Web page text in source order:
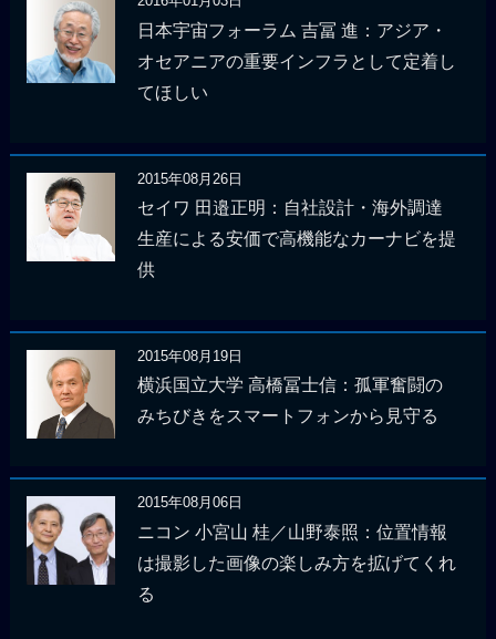
日本宇宙フォーラム 吉冨 進：アジア・
オセアニアの重要インフラとして定着し
てほしい
2015年08月26日
セイワ 田邉正明：自社設計・海外調達
生産による安価で高機能なカーナビを提
供
2015年08月19日
横浜国立大学 高橋冨士信：孤軍奮闘の
みちびきをスマートフォンから見守る
2015年08月06日
ニコン 小宮山 桂／山野泰照：位置情報
は撮影した画像の楽しみ方を拡げてくれ
る